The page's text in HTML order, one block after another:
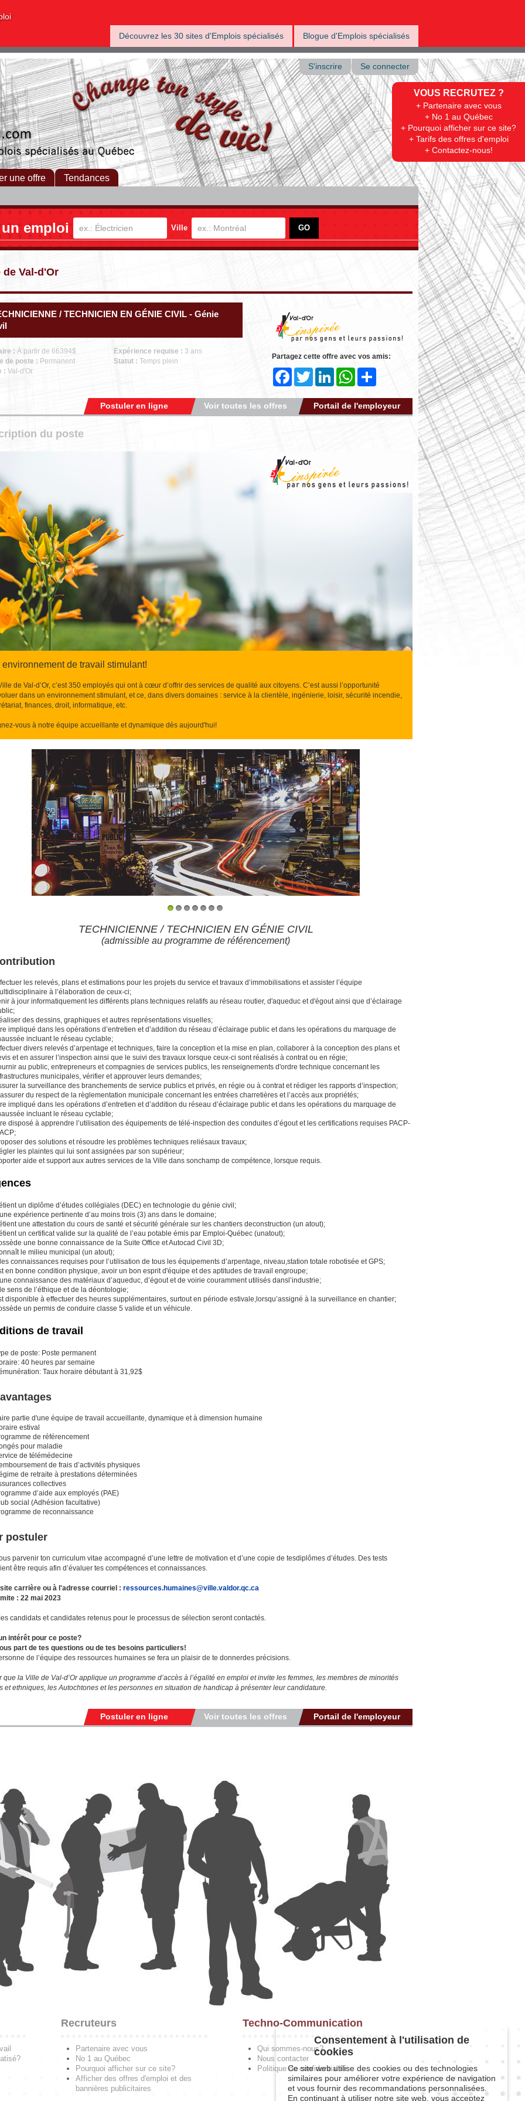
Découvrez les 30 sites d'Emplois spécialisés Blogue d'Emplois spécialisés
VOUS RECRUTEZ ?
+ Partenaire avec vous
+ No 1 au Québec
+ Pourquoi afficher sur ce site?
+ Tarifs des offres d'emploi
+ Contactez-nous!
S'inscrire Se connecter
une offre Tendances
emploi Ville
de Val-d'Or
/ TECHNICIEN EN GÉNIE CIVIL - Génie
: À partir de 66394$
de poste : Permanent
: Val-d'Or
Expérience requise : 3 ans
Statut : Temps plein
Partagez cette offre avec vos amis:
FacebookTwitter LinkedIn WhatsApp
Portail de l'employeur
Voir toutes les offres
Postuler en ligne
du poste
environnement de travail stimulant!
de Val-d’Or, c’est 350 employés qui ont à cœur d’offrir des services de qualité aux citoyens. C’est aussi l’opportunité
dans un environnement stimulant, et ce, dans divers domaines : service à la clientèle, ingénierie, loisir, sécurité incendie,
finances, droit, informatique, etc.
vous à notre équipe accueillante et dynamique dès aujourd'hui!
TECHNICIENNE / TECHNICIEN EN GÉNIE CIVIL
(admissible au programme de référencement)
les relevés, plans et estimations pour les projets du service et travaux d’immobilisations et assister l’équipe
à l’élaboration de ceux-ci;
à jour informatiquement les différents plans techniques relatifs au réseau routier, d'aqueduc et d'égout ainsi que d’éclairage
des dessins, graphiques et autres représentations visuelles;
impliqué dans les opérations d’entretien et d’addition du réseau d’éclairage public et dans les opérations du marquage de
incluant le réseau cyclable;
divers relevés d’arpentage et techniques, faire la conception et la mise en plan, collaborer à la conception des plans et
et en assurer l’inspection ainsi que le suivi des travaux lorsque ceux-ci sont réalisés à contrat ou en régie;
au public, entrepreneurs et compagnies de services publics, les renseignements d'ordre technique concernant les
municipales, vérifier et approuver leurs demandes;
la surveillance des branchements de service publics et privés, en régie ou à contrat et rédiger les rapports d’inspection;
du respect de la règlementation municipale concernant les entrées charretières et l’accès aux propriétés;
impliqué dans les opérations d’entretien et d’addition du réseau d’éclairage public et dans les opérations du marquage de
incluant le réseau cyclable;
disposé à apprendre l’utilisation des équipements de télé-inspection des conduites d’égout et les certifications requises PACP-
des solutions et résoudre les problèmes techniques reliésaux travaux;
les plaintes qui lui sont assignées par son supérieur;
aide et support aux autres services de la Ville dans sonchamp de compétence, lorsque requis.
un diplôme d’études collégiales (DEC) en technologie du génie civil;
expérience pertinente d’au moins trois (3) ans dans le domaine;
une attestation du cours de santé et sécurité générale sur les chantiers deconstruction (un atout);
un certificat valide sur la qualité de l’eau potable émis par Emploi-Québec (unatout);
une bonne connaissance de la Suite Office et Autocad Civil 3D;
le milieu municipal (un atout);
connaissances requises pour l’utilisation de tous les équipements d’arpentage, niveau,station totale robotisée et GPS;
en bonne condition physique, avoir un bon esprit d'équipe et des aptitudes de travail engroupe;
connaissance des matériaux d’aqueduc, d’égout et de voirie couramment utilisés dansl’industrie;
sens de l’éthique et de la déontologie;
disponible à effectuer des heures supplémentaires, surtout en période estivale,lorsqu’assigné à la surveillance en chantier;
un permis de conduire classe 5 valide et un véhicule.
de travail
de poste: Poste permanent
40 heures par semaine
Taux horaire débutant à 31,92$
partie d'une équipe de travail accueillante, dynamique et à dimension humaine
estival
de référencement
pour maladie
de télémédecine
de frais d’activités physiques
de retraite à prestations déterminées
collectives
d’aide aux employés (PAE)
social (Adhésion facultative)
de reconnaissance
postuler
parvenir ton curriculum vitae accompagné d’une lettre de motivation et d’une copie de tesdiplômes d’études. Des tests
être requis afin d’évaluer tes compétences et connaissances.
carrière ou à l'adresse courriel : ressources.humaines@ville.valdor.qc.ca
: 22 mai 2023
candidats et candidates retenus pour le processus de sélection seront contactés.
intérêt pour ce poste?
part de tes questions ou de tes besoins particuliers!
de l’équipe des ressources humaines se fera un plaisir de te donnerdes précisions.
que la Ville de Val-d’Or applique un programme d’accès à l’égalité en emploi et invite les femmes, les membres de minorités
et ethniques, les Autochtones et les personnes en situation de handicap à présenter leur candidature.
Portail de l'employeur
Voir toutes les offres
Postuler en ligne
Recruteurs
Partenaire avec vous
No 1 au Québec
Pourquoi afficher sur ce site?
Afficher des offres d'emploi et des
bannières publicitaires
Techno-Communication
Qui sommes-nous?
Nous contacter
Politique de confidentialité
Consentement à l'utilisation de
cookies
Ce site web utilise des cookies ou des technologies
similaires pour améliorer votre expérience de navigation
et vous fournir des recommandations personnalisées.
En continuant à utiliser notre site web, vous acceptez